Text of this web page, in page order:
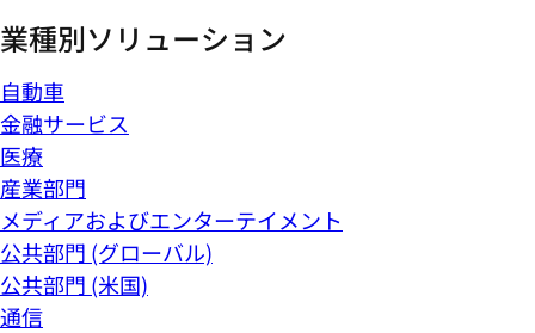
業種別ソリューション
自動車
金融サービス
医療
産業部門
メディアおよびエンターテイメント
公共部門 (グローバル)
公共部門 (米国)
通信